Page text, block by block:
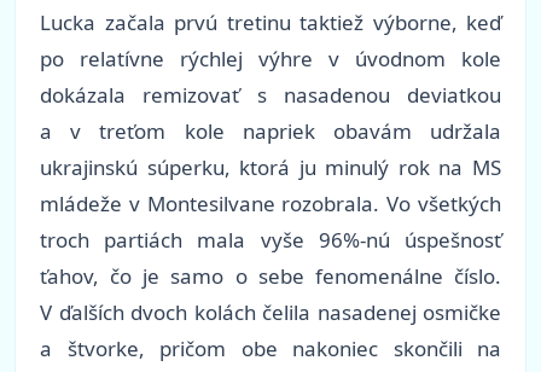
Lucka začala prvú tretinu taktiež výborne, keď
po relatívne rýchlej výhre v úvodnom kole
dokázala remizovať s nasadenou deviatkou
a v treťom kole napriek obavám udržala
ukrajinskú súperku, ktorá ju minulý rok na MS
mládeže v Montesilvane rozobrala. Vo všetkých
troch partiách mala vyše 96%-nú úspešnosť
ťahov, čo je samo o sebe fenomenálne číslo.
V ďalších dvoch kolách čelila nasadenej osmičke
a štvorke, pričom obe nakoniec skončili na